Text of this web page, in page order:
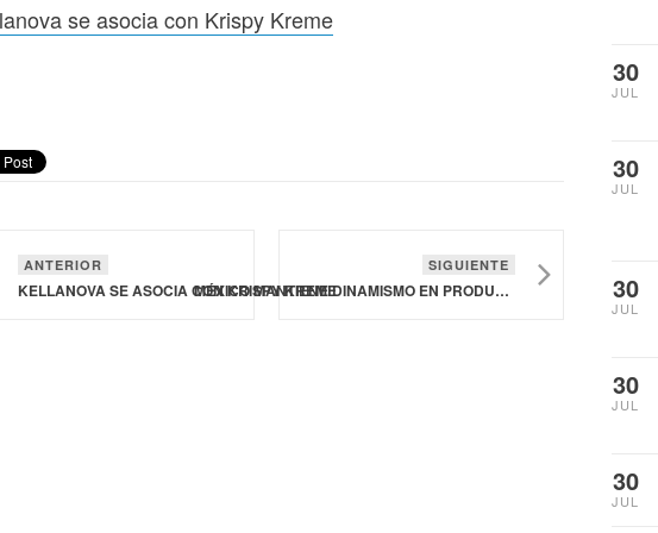
se asocia con Krispy Kreme
ANTERIOR
KELLANOVA SE ASOCIA CON KRISPY KREME
SIGUIENTE
MÉXICO MANTIENE DINAMISMO EN PRODUCCIÓN DE ALIMENTOS ORGÁNICOS
30
JUL
30
JUL
30
JUL
30
JUL
30
JUL